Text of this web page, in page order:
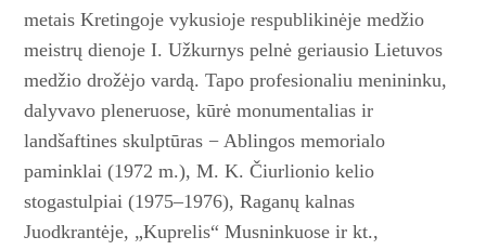
metais Kretingoje vykusio­je respublikinėje medžio
meistrų dienoje I. Užkurnys pelnė geriausio Lietuvos
medžio drožėjo vardą. Tapo profesionaliu menininku,
dalyvavo pleneruose, kūrė monumentalias ir
landšaftines skulptūras − Ablingos memorialo
paminklai (1972 m.), M. K. Čiurlionio kelio
stogastulpiai (1975–1976), Raganų kalnas
Juodkrantėje, „Kuprelis“ Musninkuose ir kt.,